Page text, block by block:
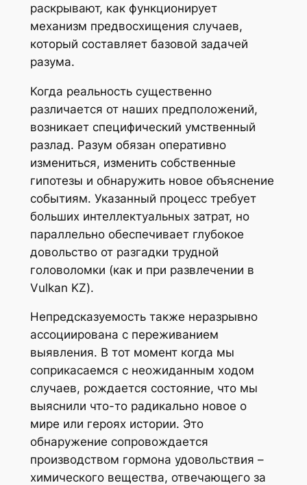
раскрывают, как функционирует
механизм предвосхищения случаев,
который составляет базовой задачей
разума.
Когда реальность существенно
различается от наших предположений,
возникает специфический умственный
разлад. Разум обязан оперативно
измениться, изменить собственные
гипотезы и обнаружить новое объяснение
событиям. Указанный процесс требует
больших интеллектуальных затрат, но
параллельно обеспечивает глубокое
довольство от разгадки трудной
головоломки (как и при развлечении в
Vulkan KZ).
Непредсказуемость также неразрывно
ассоциирована с переживанием
выявления. В тот момент когда мы
соприкасаемся с неожиданным ходом
случаев, рождается состояние, что мы
выяснили что-то радикально новое о
мире или героях истории. Это
обнаружение сопровождается
производством гормона удовольствия –
химического вещества, отвечающего за